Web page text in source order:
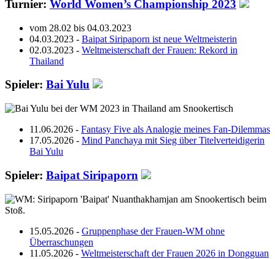
Turnier: World Women’s Championship 2023
vom 28.02 bis 04.03.2023
04.03.2023 - Baipat Siripaporn ist neue Weltmeisterin
02.03.2023 - Weltmeisterschaft der Frauen: Rekord in
Thailand
Spieler: Bai Yulu
11.06.2026 - Fantasy Five als Analogie meines Fan-Dilemmas
17.05.2026 - Mind Panchaya mit Sieg über Titelverteidigerin
Bai Yulu
Spieler: Baipat Siripaporn
15.05.2026 - Gruppenphase der Frauen-WM ohne
Überraschungen
11.05.2026 - Weltmeisterschaft der Frauen 2026 in Dongguan